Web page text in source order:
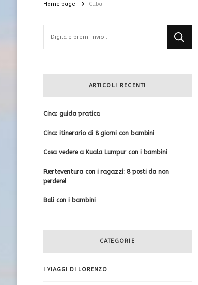
Home page Cuba
qualcosa?
ARTICOLI RECENTI
Cina: guida pratica
Cina: itinerario di 8 giorni con bambini
Cosa vedere a Kuala Lumpur con i bambini
Fuerteventura con i ragazzi: 8 posti da non
perdere!
Bali con i bambini
CATEGORIE
I VIAGGI DI LORENZO